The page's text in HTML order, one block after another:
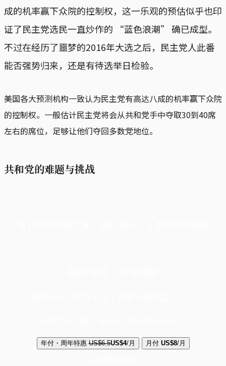
成的机率赢下众院的控制权，这一乐观的预估似乎也印
证了民主党选民一直炒作的 “蓝色浪潮” 确已成型。
不过在经历了噩梦的2016年大选之后，民主党人此番
能否强势归来，还是有待选举日检验。
美国各大预测机构一致认为民主党有高达八成的机率赢下众院
的控制权。一般估计民主党将会从共和党手中夺取30到40席
左右的席位，足够让他们夺回多数党地位。
共和党的难题与挑战
年付・周年特惠 US$6.5US$4/月 月付 US$8/月